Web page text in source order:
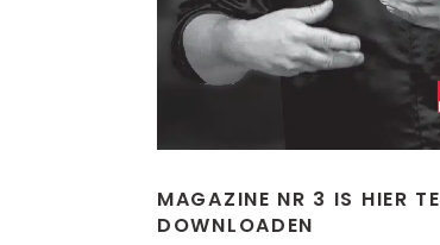
MAGAZINE NR 3 IS HIER TE
DOWNLOADEN